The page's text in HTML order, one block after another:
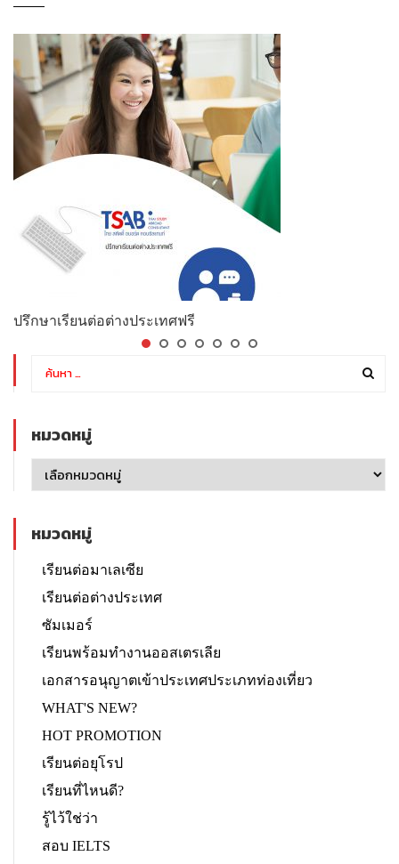
ปรึกษาเรียนต่อต่างประเทศฟรี
หมวดหมู่
หมวดหมู่
เรียนต่อมาเลเซีย
เรียนต่อต่างประเทศ
ซัมเมอร์
เรียนพร้อมทำงานออสเตรเลีย
เอกสารอนุญาตเข้าประเทศประเภทท่องเที่ยว
WHAT'S NEW?
HOT PROMOTION
เรียนต่อยุโรป
เรียนที่ไหนดี?
รู้ไว้ใช่ว่า
สอบ IELTS